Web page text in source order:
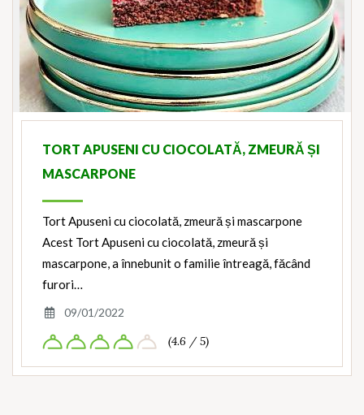
TORT APUSENI CU CIOCOLATĂ, ZMEURĂ ȘI
MASCARPONE
Tort Apuseni cu ciocolată, zmeură și mascarpone
Acest Tort Apuseni cu ciocolată, zmeură și
mascarpone, a înnebunit o familie întreagă, făcând
furori…
09/01/2022
(4.6 / 5)